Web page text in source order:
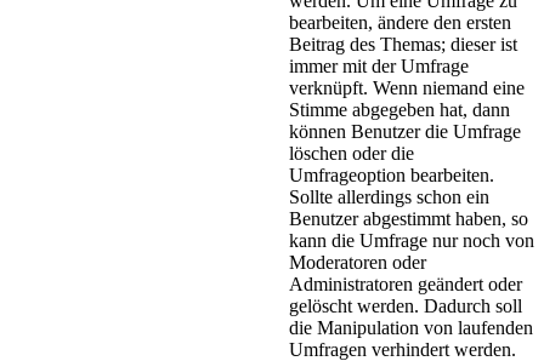
bearbeiten, ändere den ersten
Beitrag des Themas; dieser ist
immer mit der Umfrage
verknüpft. Wenn niemand eine
Stimme abgegeben hat, dann
können Benutzer die Umfrage
löschen oder die
Umfrageoption bearbeiten.
Sollte allerdings schon ein
Benutzer abgestimmt haben, so
kann die Umfrage nur noch von
Moderatoren oder
Administratoren geändert oder
gelöscht werden. Dadurch soll
die Manipulation von laufenden
Umfragen verhindert werden.